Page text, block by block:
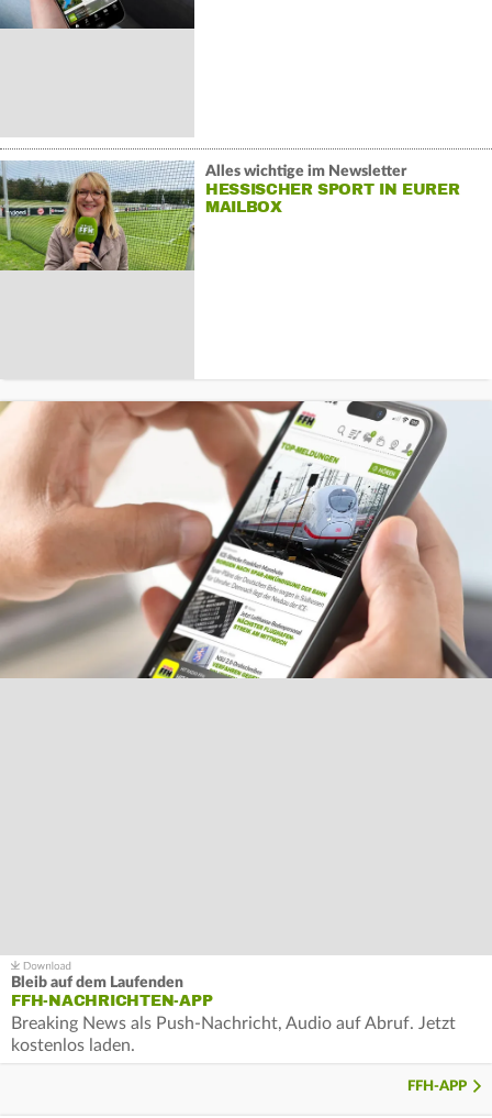
Alles wichtige im Newsletter
HESSISCHER SPORT IN EURER
MAILBOX
Bleib auf dem Laufenden
FFH-NACHRICHTEN-APP
Breaking News als Push-Nachricht, Audio auf Abruf. Jetzt
kostenlos laden.
FFH-APP